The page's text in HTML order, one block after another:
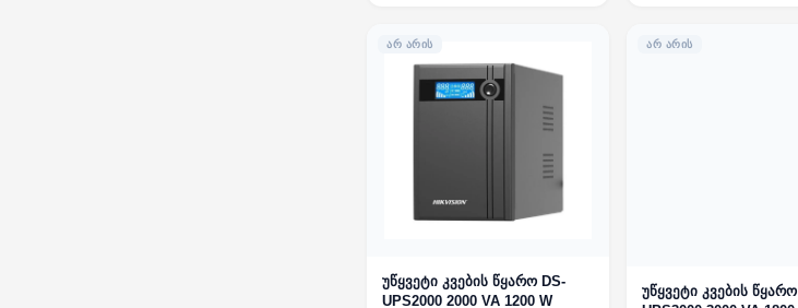
ᲐᲠ ᲐᲠᲘᲡ
უწყვეტი კვების წყარო DS-
UPS2000 2000 VA 1200 W
ᲐᲠ ᲐᲠᲘᲡ
უწყვეტი კვების